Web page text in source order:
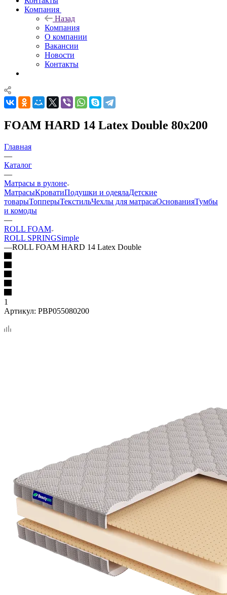
Компания
Назад
Компания
О компании
Вакансии
Новости
Контакты
FOAM HARD 14 Latex Double 80x200
Главная
—
Каталог
—
Матрасы в рулоне
МатрасыКроватиПодушки и одеялаДетские
товарыТопперыТекстильЧехлы для матрасаОснованияТумбы
и комоды
—
ROLL FOAM
ROLL SPRINGSimple
—ROLL FOAM HARD 14 Latex Double
1
Артикул: PBP055080200